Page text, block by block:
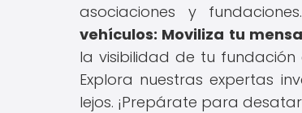
asociaciones y
vehículos: Moviliza tu
la visibilidad de tu
Explora nuestras expertas
lejos. ¡Prepárate para